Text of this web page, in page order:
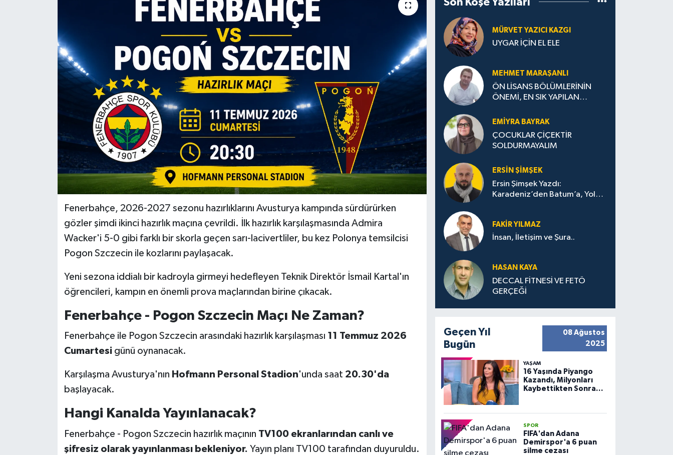
Fenerbahçe, 2026-2027 sezonu hazırlıklarını Avusturya kampında sürdürürken
gözler şimdi ikinci hazırlık maçına çevrildi. İlk hazırlık karşılaşmasında Admira
Wacker'i 5-0 gibi farklı bir skorla geçen sarı-lacivertliler, bu kez Polonya temsilcisi
Pogon Szczecin ile kozlarını paylaşacak.
Yeni sezona iddialı bir kadroyla girmeyi hedefleyen Teknik Direktör İsmail Kartal'ın
öğrencileri, kampın en önemli prova maçlarından birine çıkacak.
Fenerbahçe - Pogon Szczecin Maçı Ne Zaman?
Fenerbahçe ile Pogon Szczecin arasındaki hazırlık karşılaşması 11 Temmuz 2026
Cumartesigünü oynanacak.
Karşılaşma Avusturya'nın Hofmann Personal Stadion'unda saat 20.30'da
başlayacak.
Hangi Kanalda Yayınlanacak?
Fenerbahçe - Pogon Szczecin hazırlık maçının TV100 ekranlarından canlı ve
şifresiz olarak yayınlanması bekleniyor. Yayın planı TV100 tarafından duyuruldu.
MÜRVET YAZICI KAZGI
UYGAR İÇİN EL ELE
MEHMET MARAŞANLI
ÖN LİSANS BÖLÜMLERİNİN
ÖNEMİ, EN SIK YAPILAN
STRATEJİLERİ
EMIYRA BAYRAK
ÇOCUKLAR ÇİÇEKTİR
SOLDURMAYALIM
ERSIN ŞIMŞEK
Ersin Şimşek Yazdı:
Karadeniz’den Batum’a, Yolun
FAKIR YILMAZ
İnsan, İletişim ve Şura..
HASAN KAYA
DECCAL FİTNESİ VE FETÖ
GERÇEĞİ
Geçen Yıl
Bugün
08 Ağustos
2025
YAŞAM
16 Yaşında Piyango
Kazandı, Milyonları
Kaybettikten Sonra
SPOR
FIFA'dan Adana
Demirspor'a 6 puan
silme cezası